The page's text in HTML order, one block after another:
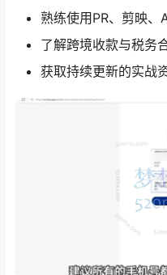
熟练使用PR、剪映、
了解跨境收款与税务
获取持续更新的实战